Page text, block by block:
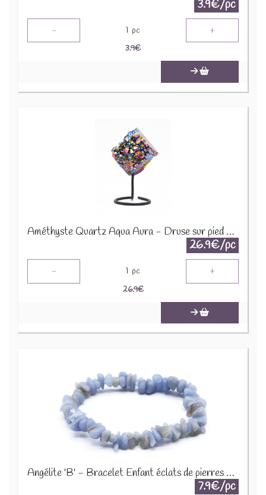
3.9€/pc
- 1 pc +
3.9€
Améthyste Quartz Aqua Aura - Druse sur pied en métal DAT3
26.9€/pc
- 1 pc +
26.9€
Angélite 'B' - Bracelet Enfant éclats de pierres BRC-ANG
7.9€/pc